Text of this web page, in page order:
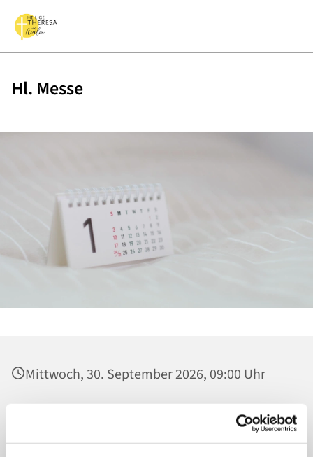
Hl. Messe
Mittwoch, 30. September 2026, 09:00 Uhr
Heilig Kreuz, Werktagskapelle, Malchower